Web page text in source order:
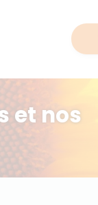
et nos